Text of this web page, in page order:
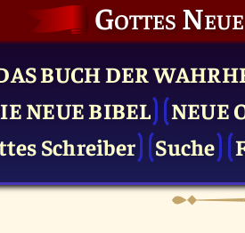
Gottes
BUCH DER
NEUE BIBEL
NEUE
Schreiber
Suche